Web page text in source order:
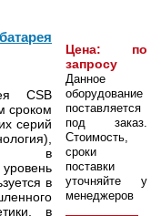
Цена: по
запросу
Данное
оборудование
поставляется
под заказ.
Стоимость,
сроки
поставки
уточняйте у
менеджеров
CSB
сроком
серий
в
в
в